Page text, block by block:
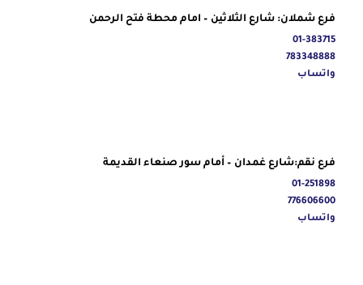
فرع شملان: شارع الثلاثين – امام محطة فتح الرحمن
01-383715
783348888
واتساب
فرع نقم:شارع غمدان – أمام سور صنعاء القديمة
01-251898
776606600
واتساب